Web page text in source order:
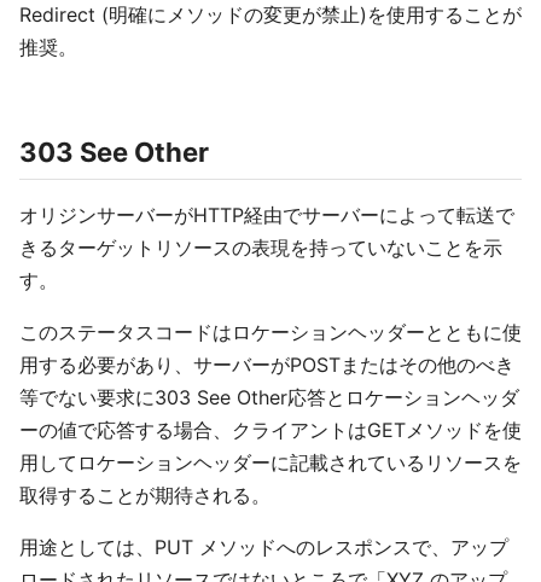
Redirect (明確にメソッドの変更が禁止)を使用することが
推奨。
303 See Other
オリジンサーバーがHTTP経由でサーバーによって転送で
きるターゲットリソースの表現を持っていないことを示
す。
このステータスコードはロケーションヘッダーとともに使
用する必要があり、サーバーがPOSTまたはその他のべき
等でない要求に303 See Other応答とロケーションヘッダ
ーの値で応答する場合、クライアントはGETメソッドを使
用してロケーションヘッダーに記載されているリソースを
取得することが期待される。
用途としては、PUT メソッドへのレスポンスで、アップ